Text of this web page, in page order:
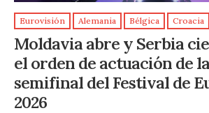
Eurovisión Alemania Bélgica Croacia
Moldavia abre y Serbia
el orden de actuación de
semifinal del Festival de
2026